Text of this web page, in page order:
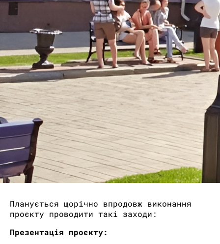
Планується щорічно впродовж виконання
проєкту проводити такі заходи:
Презентація проєкту: